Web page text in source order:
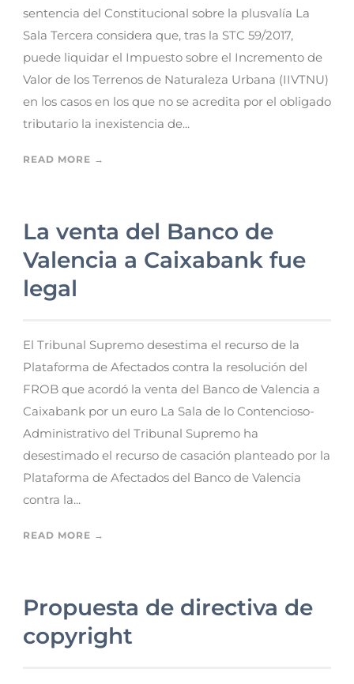
sentencia del Constitucional sobre la plusvalía La
Sala Tercera considera que, tras la STC 59/2017,
puede liquidar el Impuesto sobre el Incremento de
Valor de los Terrenos de Naturaleza Urbana (IIVTNU)
en los casos en los que no se acredita por el obligado
tributario la inexistencia de...
READ MORE →
La venta del Banco de
Valencia a Caixabank fue
legal
El Tribunal Supremo desestima el recurso de la
Plataforma de Afectados contra la resolución del
FROB que acordó la venta del Banco de Valencia a
Caixabank por un euro La Sala de lo Contencioso-
Administrativo del Tribunal Supremo ha
desestimado el recurso de casación planteado por la
Plataforma de Afectados del Banco de Valencia
contra la...
READ MORE →
Propuesta de directiva de
copyright